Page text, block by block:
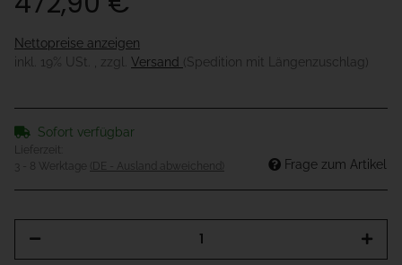
Nettopreise anzeigen
inkl. 19% USt. , zzgl. Versand (Spedition mit Längenzuschlag)
Sofort verfügbar
Lieferzeit:
3 - 8 Werktage
(DE - Ausland abweichend) Frage zum Artikel